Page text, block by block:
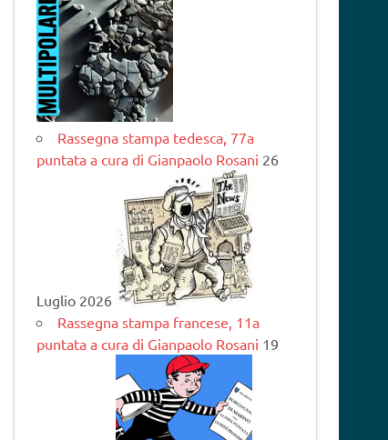
Rassegna stampa tedesca, 77a
puntata a cura di Gianpaolo Rosani 26
Luglio 2026
Rassegna stampa francese, 11a
puntata a cura di Gianpaolo Rosani 19